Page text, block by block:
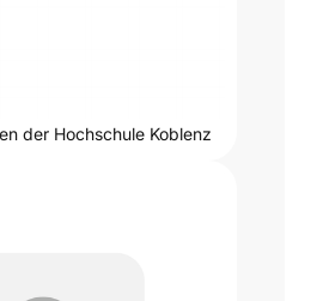
der Hochschule Koblenz